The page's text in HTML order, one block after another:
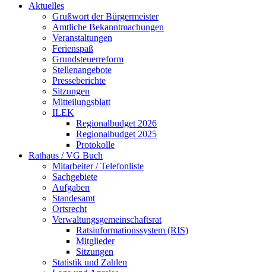
Aktuelles
Grußwort der Bürgermeister
Amtliche Bekanntmachungen
Veranstaltungen
Ferienspaß
Grundsteuerreform
Stellenangebote
Presseberichte
Sitzungen
Mitteilungsblatt
ILEK
Regionalbudget 2026
Regionalbudget 2025
Protokolle
Rathaus / VG Buch
Mitarbeiter / Telefonliste
Sachgebiete
Aufgaben
Standesamt
Ortsrecht
Verwaltungsgemeinschaftsrat
Ratsinformationssystem (RIS)
Mitglieder
Sitzungen
Statistik und Zahlen